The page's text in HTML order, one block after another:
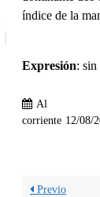
índice de la
Expresión: sin
Al
corriente 12/08/
Previo